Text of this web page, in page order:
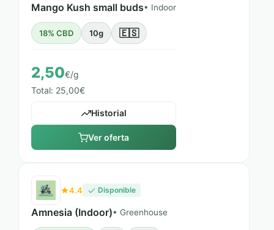
Mango Kush small buds• Indoor
18% CBD 10g 🇪🇸
2,50€/g
Total: 25,00€
Historial
Ver oferta
4.4 Disponible
Amnesia (Indoor)• Greenhouse